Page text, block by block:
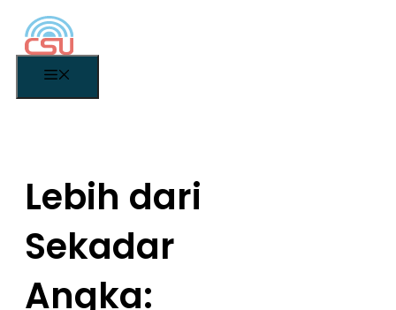
Langsung
Lebih dari
Sekadar
Angka: